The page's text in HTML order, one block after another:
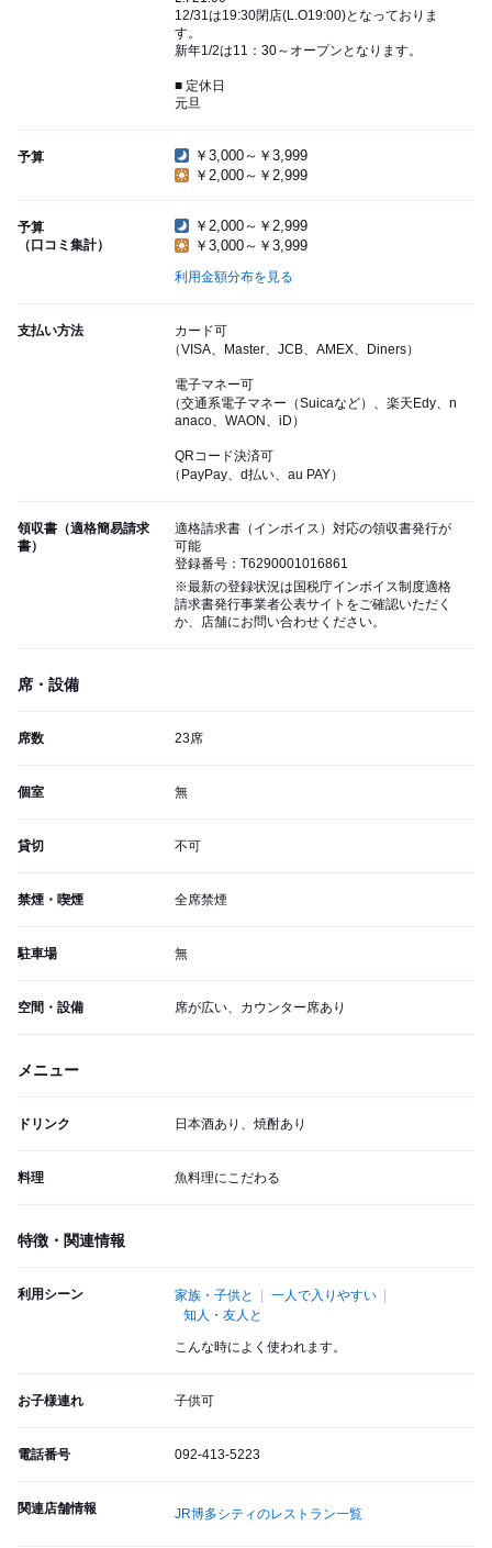
12/31は19:30閉店(L.O19:00)となっておりま
す。
新年1/2は11：30～オープンとなります。
■ 定休日
元旦
予算
￥3,000～￥3,999
￥2,000～￥2,999
予算
（口コミ集計）
￥2,000～￥2,999
￥3,000～￥3,999
利用金額分布を見る
支払い方法
カード可
（VISA、Master、JCB、AMEX、Diners）
電子マネー可
（交通系電子マネー（Suicaなど）、楽天Edy、n
anaco、WAON、iD）
QRコード決済可
（PayPay、d払い、au PAY）
領収書（適格簡易請求
書）
適格請求書（インボイス）対応の領収書発行が
可能
登録番号：T6290001016861
※最新の登録状況は国税庁インボイス制度適格
請求書発行事業者公表サイトをご確認いただく
か、店舗にお問い合わせください。
席・設備
席数 23席
個室 無
貸切 不可
禁煙・喫煙 全席禁煙
駐車場 無
空間・設備 席が広い、カウンター席あり
メニュー
ドリンク 日本酒あり、焼酎あり
料理 魚料理にこだわる
特徴・関連情報
利用シーン 家族・子供と
一人で入りやすい
知人・友人と
こんな時によく使われます。
お子様連れ 子供可
電話番号 092-413-5223
関連店舗情報 JR博多シティのレストラン一覧